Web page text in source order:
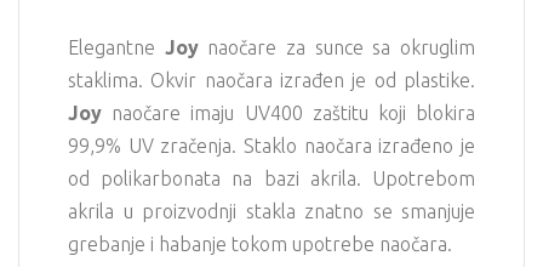
Elegantne Joynaočare za sunce sa okruglim
staklima. Okvir naočara izrađen je od plastike.
Joy naočare imaju UV400 zaštitu koji blokira
99,9% UV zračenja. Staklo naočara izrađeno je
od polikarbonata na bazi akrila. Upotrebom
akrila u proizvodnji stakla znatno se smanjuje
grebanje i habanje tokom upotrebe naočara.